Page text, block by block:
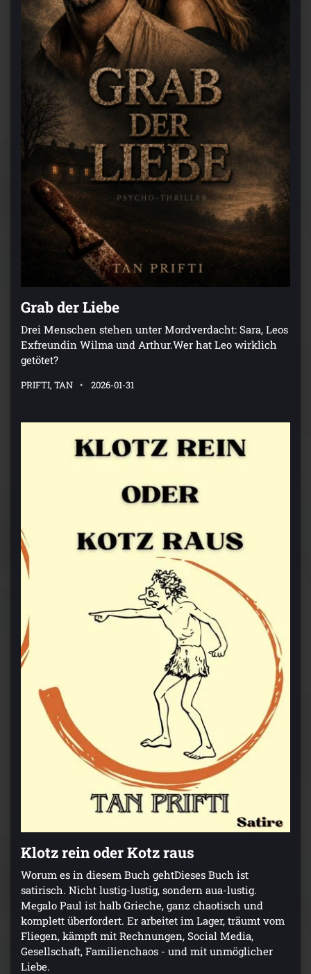
Grab der Liebe
Drei Menschen stehen unter Mordverdacht: Sara, Leos
Exfreundin Wilma und Arthur.Wer hat Leo wirklich
getötet?
PRIFTI, TAN 2026-01-31
Klotz rein oder Kotz raus
Worum es in diesem Buch gehtDieses Buch ist
satirisch. Nicht lustig-lustig, sondern aua-lustig.
Megalo Paul ist halb Grieche, ganz chaotisch und
komplett überfordert. Er arbeitet im Lager, träumt vom
Fliegen, kämpft mit Rechnungen, Social Media,
Gesellschaft, Familienchaos - und mit unmöglicher
Liebe.